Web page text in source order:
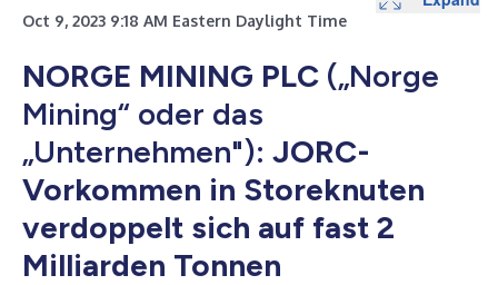
Oct 9, 2023 9:18 AM Eastern Daylight Time
NORGE MINING PLC („Norge
Mining“ oder das
„Unternehmen"): JORC-
Vorkommen in Storeknuten
verdoppelt sich auf fast 2
Milliarden Tonnen